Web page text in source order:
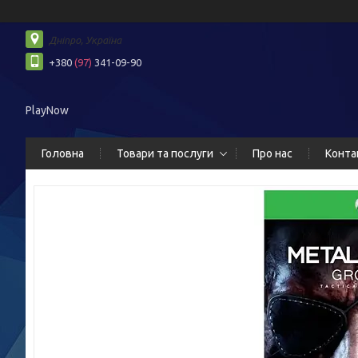
Дніпро, Україна
+380 (97) 341-09-90
PlayNow
Головна Товари та послуги Про нас